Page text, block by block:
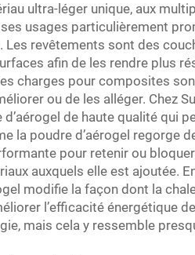
ultra-léger unique, aux
ses usages particulièrement
revêtements sont des
afin de les rendre plus
charges pour composites
ou de les alléger. Chez
de haute qualité qui
la poudre d’aérogel regorge
pour retenir ou
auxquels elle est ajoutée.
modifie la façon dont la
l’efficacité énergétique
mais cela y ressemble